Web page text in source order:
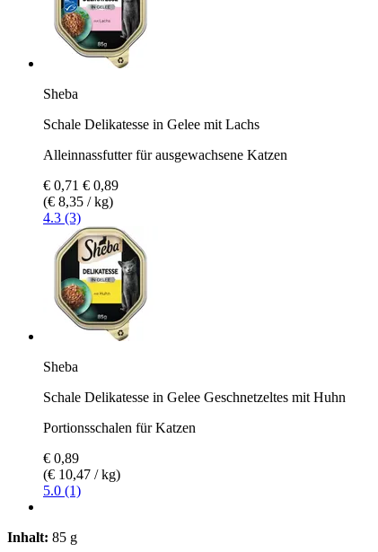
Sheba
Schale Delikatesse in Gelee mit Lachs
Alleinnassfutter für ausgewachsene Katzen
€ 0,71 € 0,89
(€ 8,35 / kg)
4.3 (3)
Sheba
Schale Delikatesse in Gelee Geschnetzeltes mit Huhn
Portionsschalen für Katzen
€ 0,89
(€ 10,47 / kg)
5.0 (1)
Inhalt: 85 g